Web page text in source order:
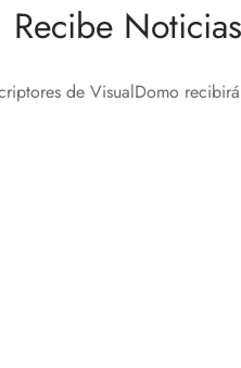
Recibe
de VisualDomo